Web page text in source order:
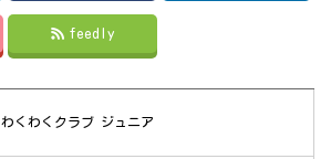
feedly
わくわくクラブ ジュニア